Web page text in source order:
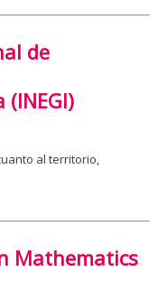
de
al territorio,
Mathematics